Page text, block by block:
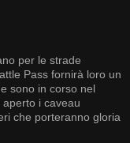
per le strade
Pass fornirà loro un
sono in corso nel
i caveau
che porteranno gloria